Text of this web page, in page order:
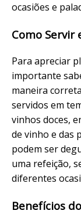
ocasiões e
Como Servir
Para apreciar
importante
maneira
servidos em
vinhos doces,
de vinho e das
podem ser
uma refeição,
diferentes
Benefícios